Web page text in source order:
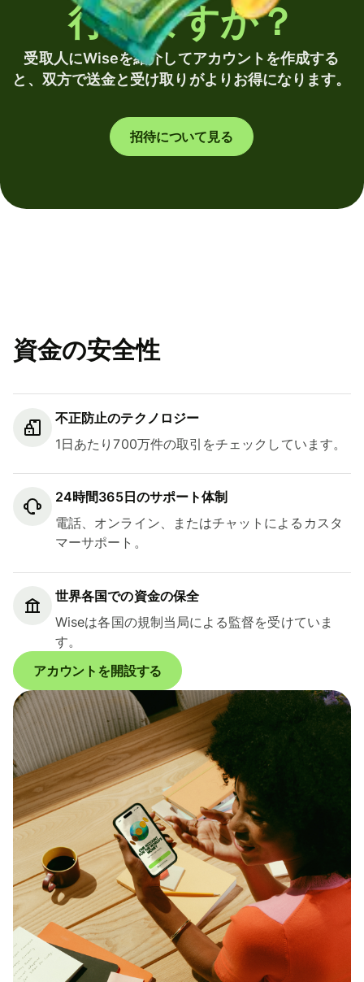
行いますか？
受取人にWiseを紹介してアカウントを作成する
と、双方で送金と受け取りがよりお得になります。
招待について見る
資金の安全性
不正防止のテクノロジー
1日あたり700万件の取引をチェックしています。
24時間365日のサポート体制
電話、オンライン、またはチャットによるカスタ
マーサポート。
世界各国での資金の保全
Wiseは各国の規制当局による監督を受けていま
す。
アカウントを開設する